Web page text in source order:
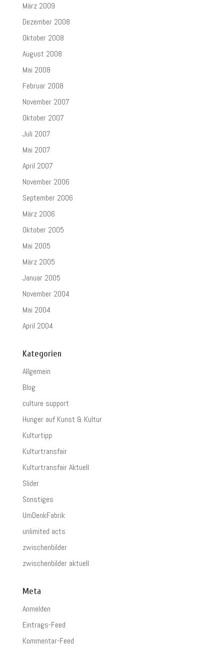
März 2009
Dezember 2008
Oktober 2008
August 2008
Mai 2008
Februar 2008
November 2007
Oktober 2007
Juli 2007
Mai 2007
April 2007
November 2006
September 2006
März 2006
Oktober 2005
Mai 2005
März 2005
Januar 2005
November 2004
Mai 2004
April 2004
Kategorien
Allgemein
Blog
culture support
Hunger auf Kunst & Kultur
Kulturtipp
Kulturtransfair
Kulturtransfair Aktuell
Slider
Sonstiges
UmDenkFabrik
unlimited acts
zwischenbilder
zwischenbilder aktuell
Meta
Anmelden
Eintrags-Feed
Kommentar-Feed